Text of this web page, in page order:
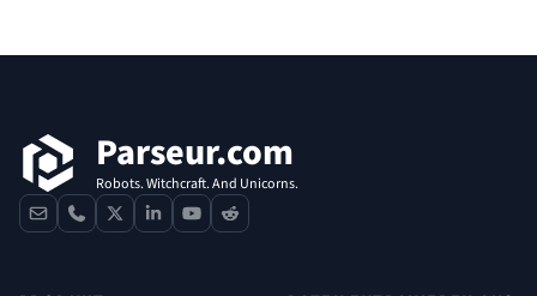
Parseur.com
Robots. Witchcraft. And Unicorns.
contactphone
x linkedinyoutube
reddit